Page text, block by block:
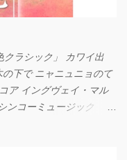
クラシック」 カワイ出
下で ニャニュニョのて
ア イングヴェイ・マル
ンコーミュージック